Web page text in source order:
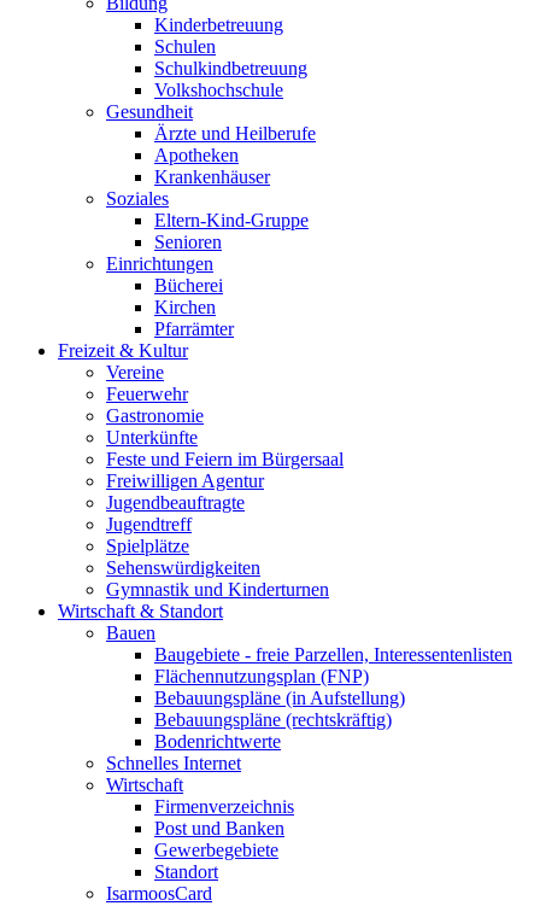
Kinderbetreuung
Schulen
Schulkindbetreuung
Volkshochschule
Gesundheit
Ärzte und Heilberufe
Apotheken
Krankenhäuser
Soziales
Eltern-Kind-Gruppe
Senioren
Einrichtungen
Bücherei
Kirchen
Pfarrämter
Freizeit & Kultur
Vereine
Feuerwehr
Gastronomie
Unterkünfte
Feste und Feiern im Bürgersaal
Freiwilligen Agentur
Jugendbeauftragte
Jugendtreff
Spielplätze
Sehenswürdigkeiten
Gymnastik und Kinderturnen
Wirtschaft & Standort
Bauen
Baugebiete - freie Parzellen, Interessentenlisten
Flächennutzungsplan (FNP)
Bebauungspläne (in Aufstellung)
Bebauungspläne (rechtskräftig)
Bodenrichtwerte
Schnelles Internet
Wirtschaft
Firmenverzeichnis
Post und Banken
Gewerbegebiete
Standort
IsarmoosCard